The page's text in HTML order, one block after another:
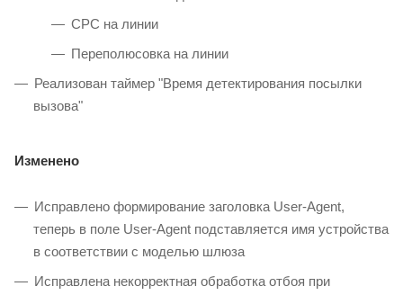
СРС на линии
Переполюсовка на линии
Реализован таймер "Время детектирования посылки
вызова"
Изменено
Исправлено формирование заголовка User-Agent,
теперь в поле User-Agent подставляется имя устройства
в соответствии с моделью шлюза
Исправлена некорректная обработка отбоя при